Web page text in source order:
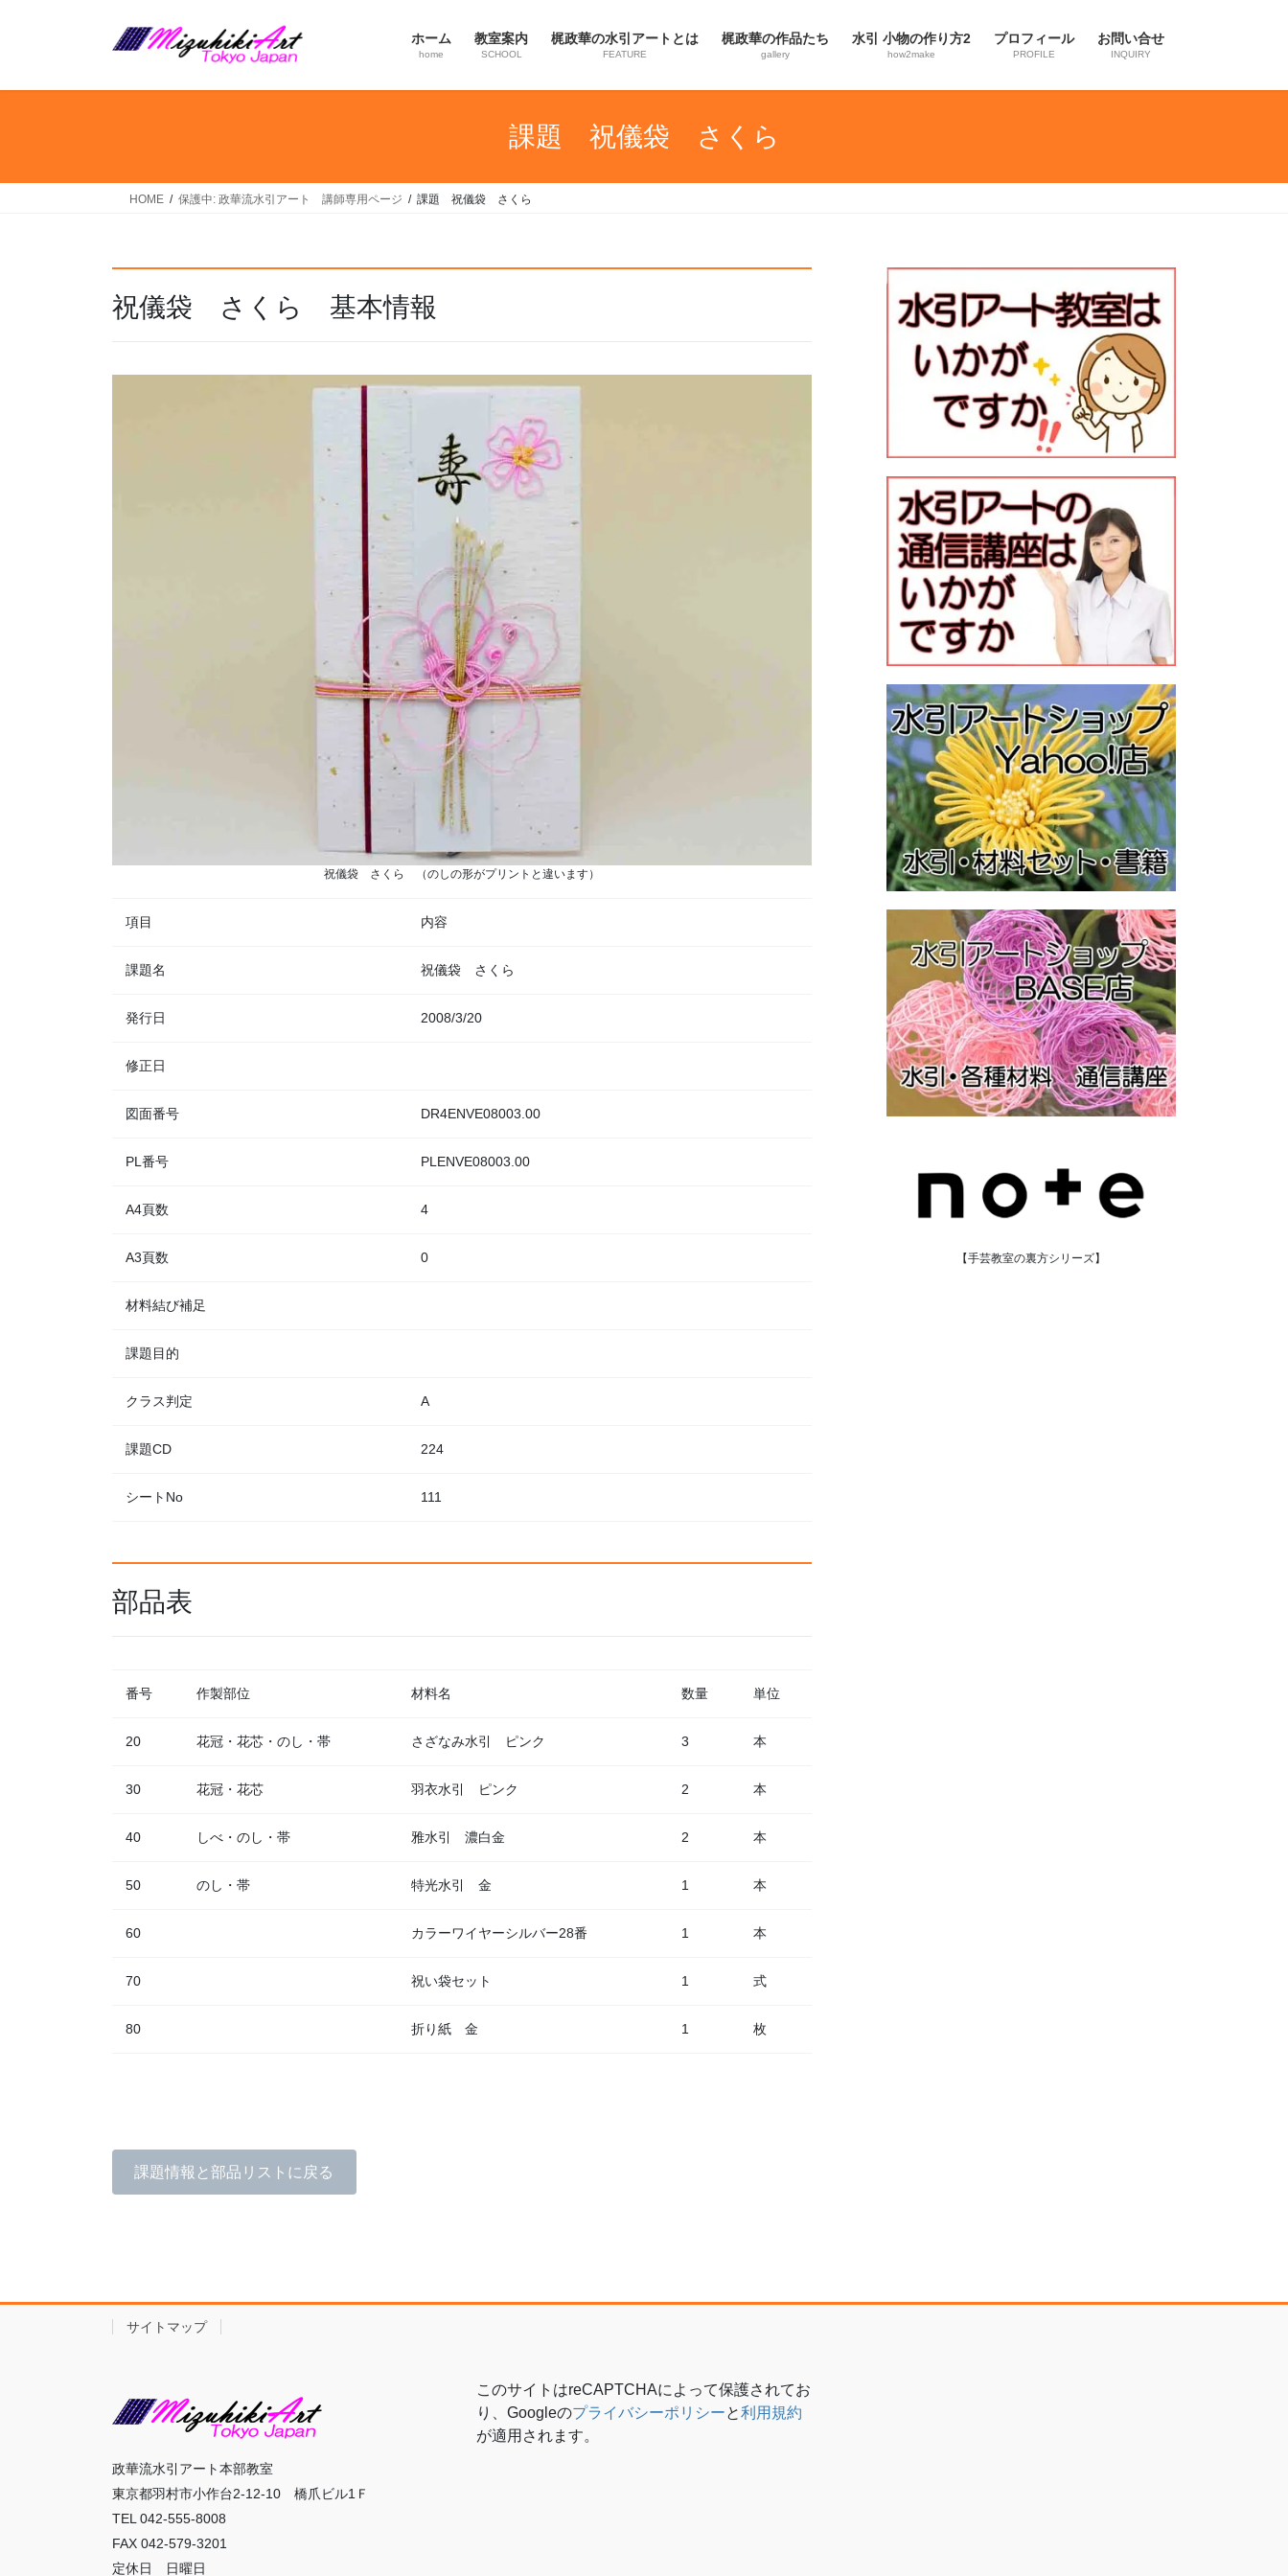
ホーム
home
教室案内
SCHOOL
梶政華の水引アートとは
FEATURE
梶政華の作品たち
gallery
水引 小物の作り方2
how2make
プロフィール
PROFILE
お問い合せ
INQUIRY
課題 祝儀袋 さくら
HOME 保護中: 政華流水引アート 講師専用ページ 課題 祝儀袋 さくら
祝儀袋 さくら 基本情報
祝儀袋 さくら （のしの形がプリントと違います）
項目 内容
課題名 祝儀袋 さくら
発行日 2008/3/20
修正日
図面番号 DR4ENVE08003.00
PL番号 PLENVE08003.00
A4頁数 4
A3頁数 0
材料結び補足
課題目的
クラス判定 A
課題CD 224
シートNo 111
部品表
番号 作製部位 材料名 数量 単位
20 花冠・花芯・のし・帯 さざなみ水引 ピンク 3 本
30 花冠・花芯 羽衣水引 ピンク 2 本
40 しべ・のし・帯 雅水引 濃白金 2 本
50 のし・帯 特光水引 金 1 本
60 カラーワイヤーシルバー28番 1 本
70 祝い袋セット 1 式
80 折り紙 金 1 枚
課題情報と部品リストに戻る
【手芸教室の裏方シリーズ】
サイトマップ
政華流水引アート本部教室
東京都羽村市小作台2-12-10 橋爪ビル1Ｆ
TEL 042-555-8008
FAX 042-579-3201
定休日 日曜日
このサイトはreCAPTCHAによって保護されてお
り、Googleのプライバシーポリシーと利用規約
が適用されます。